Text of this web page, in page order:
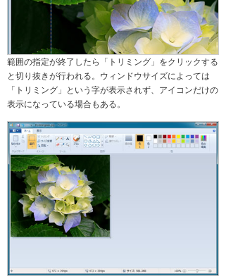
範囲の指定が終了したら「トリミング」をクリックする
と切り抜きが行われる。ウィンドウサイズによっては
「トリミング」という字が表示されず、アイコンだけの
表示になっている場合もある。